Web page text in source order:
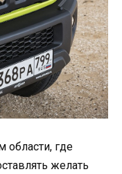
области, где
желать